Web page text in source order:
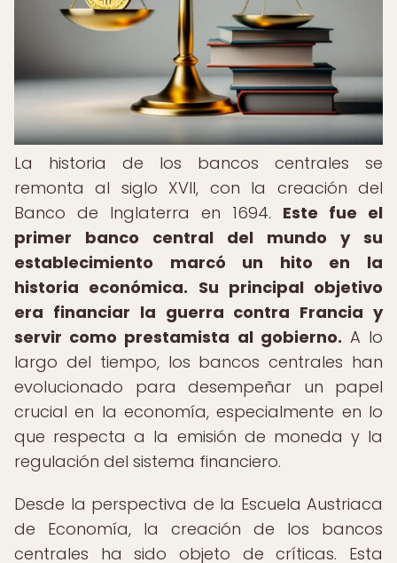
La historia de los bancos centrales se
remonta al siglo XVII, con la creación del
Banco de Inglaterra en 1694. Este fue el
primer banco central del mundo y su
establecimiento marcó un hito en la
historia económica. Su principal objetivo
era financiar la guerra contra Francia y
servir como prestamista al gobierno. A lo
largo del tiempo, los bancos centrales han
evolucionado para desempeñar un papel
crucial en la economía, especialmente en lo
que respecta a la emisión de moneda y la
regulación del sistema financiero.
Desde la perspectiva de la Escuela Austriaca
de Economía, la creación de los bancos
centrales ha sido objeto de críticas. Esta